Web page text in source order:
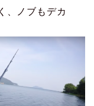
、ノブもデカ